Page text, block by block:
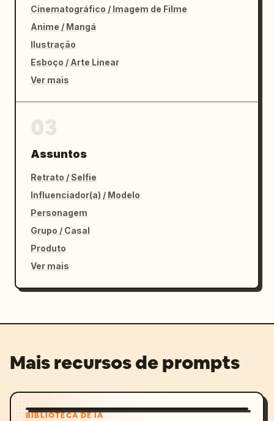
Cinematográfico / Imagem de Filme
Anime / Mangá
Ilustração
Esboço / Arte Linear
Ver mais
Assuntos
Retrato / Selfie
Influenciador(a) / Modelo
Personagem
Grupo / Casal
Produto
Ver mais
Mais recursos de prompts
BIBLIOTECA DE IA